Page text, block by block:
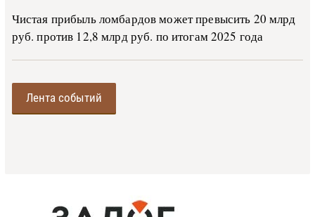
Чистая прибыль ломбардов может превысить 20 млрд
руб. против 12,8 млрд руб. по итогам 2025 года
Лента событий